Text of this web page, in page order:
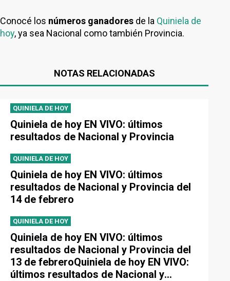
Conocé los números ganadores de la Quiniela de
hoy, ya sea Nacional como también Provincia.
NOTAS RELACIONADAS
QUINIELA DE HOY
Quiniela de hoy EN VIVO: últimos
resultados de Nacional y Provincia
QUINIELA DE HOY
Quiniela de hoy EN VIVO: últimos
resultados de Nacional y Provincia del
14 de febrero
QUINIELA DE HOY
Quiniela de hoy EN VIVO: últimos
resultados de Nacional y Provincia del
13 de febreroQuiniela de hoy EN VIVO:
últimos resultados de Nacional y